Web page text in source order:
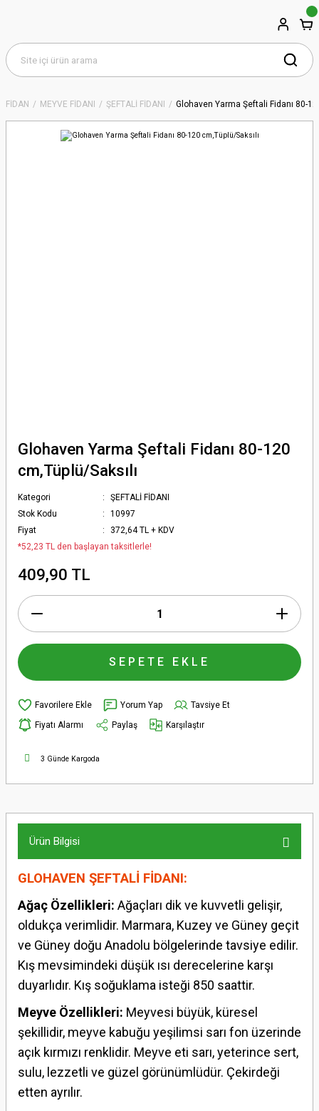
FİDAN MEYVE FİDANI ŞEFTALİ FİDANI Glohaven Yarma Şeftali Fidanı 80-
Glohaven Yarma Şeftali Fidanı 80-120
cm,Tüplü/Saksılı
Kategori
ŞEFTALİ FİDANI
Stok Kodu
10997
Fiyat
372,64 TL + KDV
*52,23 TL den başlayan taksitlerle!
409,90 TL
SEPETE EKLE
Yorum Yap
Tavsiye Et
Fiyatı Alarmı
Paylaş Karşılaştır
3 Günde Kargoda
Ürün Bilgisi
GLOHAVEN ŞEFTALİ FİDANI:
Ağaç Özellikleri: Ağaçları dik ve kuvvetli gelişir,
oldukça verimlidir. Marmara, Kuzey ve Güney geçit
ve Güney doğu Anadolu bölgelerinde tavsiye edilir.
Kış mevsimindeki düşük ısı derecelerine karşı
duyarlıdır. Kış soğuklama isteği 850 saattir.
Meyve Özellikleri: Meyvesi büyük, küresel
şekillidir, meyve kabuğu yeşilimsi sarı fon üzerinde
açık kırmızı renklidir. Meyve eti sarı, yeterince sert,
sulu, lezzetli ve güzel görünümlüdür. Çekirdeği
etten ayrılır.